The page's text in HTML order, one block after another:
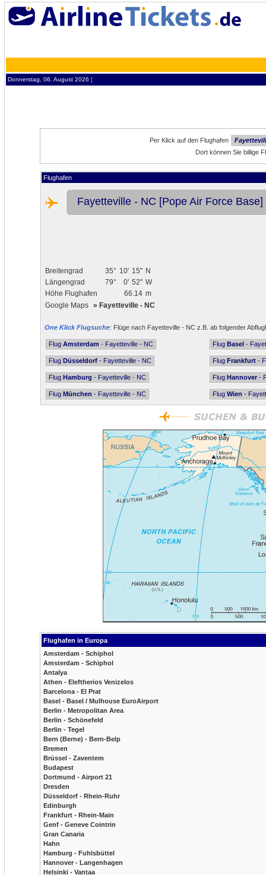
Donnerstag, 06. August 2026 ¦
Per Klick auf den Flughafen
Dort können Sie billige
Flughafen
Fayetteville - NC [Pope Air Force Base]
Breitengrad 35° 10' 15" N
Längengrad
79° 0' 52" W
Höhe Flughafen
66.14 m
Google Maps » Fayetteville - NC
One Klick Flugsuche: Flüge nach Fayetteville - NC z.B. ab folgender
Flug Amsterdam - Fayetteville - NC Flug Basel -
Flug Düsseldorf - Fayetteville - NC Flug Frankfurt -
Flug Hamburg - Fayetteville - NC Flug Hannover -
Flug München - Fayetteville - NC Flug Wien -
Flughafen in Europa
Amsterdam - Schiphol
Amsterdam - Schiphol
Antalya
Athen - Eleftherios Venizelos
Barcelona - El Prat
Basel - Basel / Mulhouse EuroAirport
Berlin - Metropolitan Area
Berlin - Schönefeld
Berlin - Tegel
Bern (Berne) - Bern-Belp
Bremen
Brüssel - Zaventem
Budapest
Dortmund - Airport 21
Dresden
Düsseldorf - Rhein-Ruhr
Edinburgh
Frankfurt - Rhein-Main
Genf - Geneve Cointrin
Gran Canaria
Hahn
Hamburg - Fuhlsbüttel
Hannover - Langenhagen
Helsinki - Vantaa